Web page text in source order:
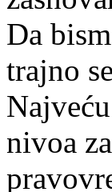
Da
trajno
nivoa